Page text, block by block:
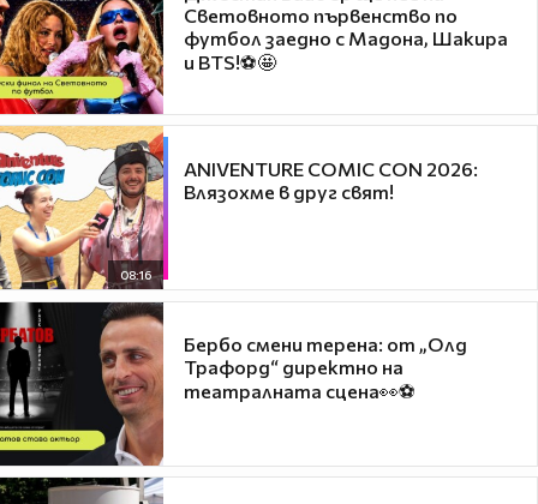
Световното първенство по
футбол заедно с Мадона, Шакира
и BTS!⚽🤩
08:16
ANIVENTURE COMIC CON 2026:
Влязохме в друг свят!
Бербо смени терена: от „Олд
Трафорд“ директно на
театралната сцена👀⚽